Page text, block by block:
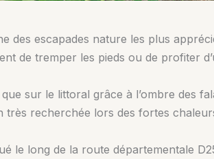
des escapades nature les plus
de tremper les pieds ou de profiter
sur le littoral grâce à l’ombre des
très recherchée lors des fortes
le long de la route départementale